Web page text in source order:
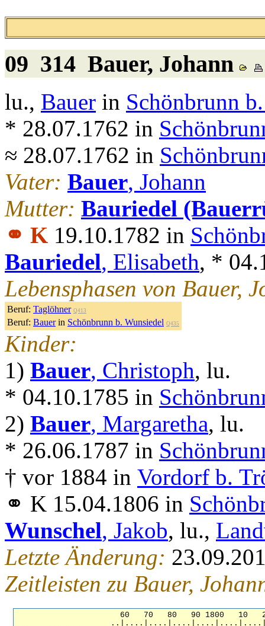
09 314 Bauer, Johann
lu., Bauer in Schönbrunn
* 28.07.1762 in
≈ 28.07.1762 in
Vater: Bauer, Johann
Mutter: Bauriedel
⚭ K 19.10.1782 in
Bauriedel, Elisabeth, *
Lebensphasen von Bauer,
Beruf: Taglöhner Q413
Beruf: Bauerin Schönbrunn b. Wunsiedel Q435
Kinder:
1) Bauer, Christoph, lu.
* 04.10.1785 in
2) Bauer, Margaretha, lu.
* 26.06.1787 in
† vor 1884 in Vordorf b.
⚭ K 15.04.1806 in
Wunschel, Jakob, lu.,
Letzte Änderung:
Zeitleisten zu Bauer,